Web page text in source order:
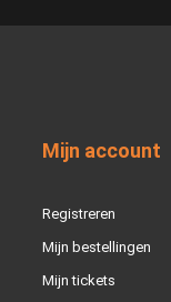
Mijn account
Registreren
Mijn bestellingen
Mijn tickets